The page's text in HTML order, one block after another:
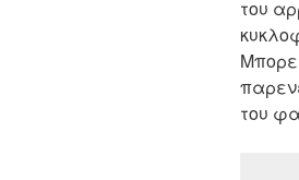
του
του